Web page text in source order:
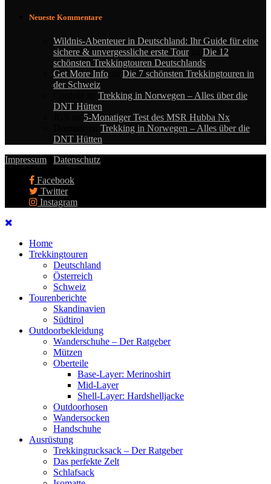
Neueste Kommentare
Wildnis-Abenteuer in Deutschland: Ihr Guide für eine
sichere & unvergessliche erste Tourzu Die 12
schönsten Trekkingtouren Deutschlands
Get More Info
Die 7 schönsten Trekkingtouren in
der Schweiz
Trekking in Norwegen – Alles über die
DNT Hütten
5-Monatiger Test des MSR Hubba Nx
Trekking in Norwegen – Alles über die
DNT Hütten
Impressum
Datenschutz
Facebook
Twitter
Instagram
Home
Trekkingtouren
Deutschland
Österreich
Schweiz
Tourenberichte
Skandinavien
Südtirol
Outdoorbekleidung
Wanderschuhe – Der Ratgeber
Mützen
Oberteile
Base-Layer: Merinoshirt
Mid-Layer
Shell-Layer: Hardshelljacke
Outdoorhosen
Wandersocken
Handschuhe
Ausrüstung
Trekkingrucksack – Der Ratgeber
Das perfekte Zelt
Schlafsack